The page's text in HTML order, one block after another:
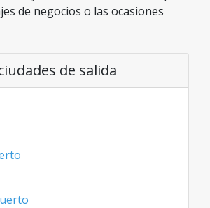
de negocios o las ocasiones
de salida